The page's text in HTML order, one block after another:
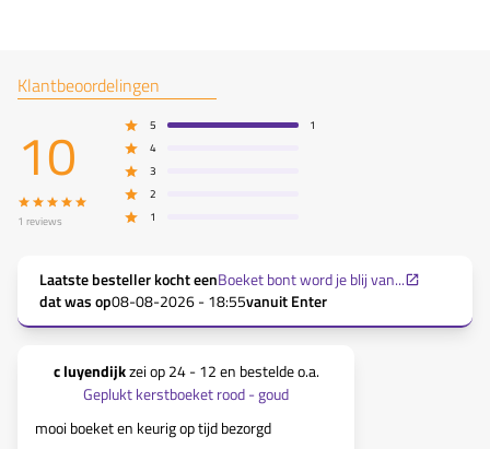
Klantbeoordelingen
10
1 reviews
5
1
4
3
2
1
Laatste besteller kocht eenBoeket bont word je blij van...
dat was op08-08-2026 - 18:55vanuitEnter
c luyendijkzei op24 - 12en bestelde o.a.
Geplukt kerstboeket rood - goud
mooi boeket en keurig op tijd bezorgd